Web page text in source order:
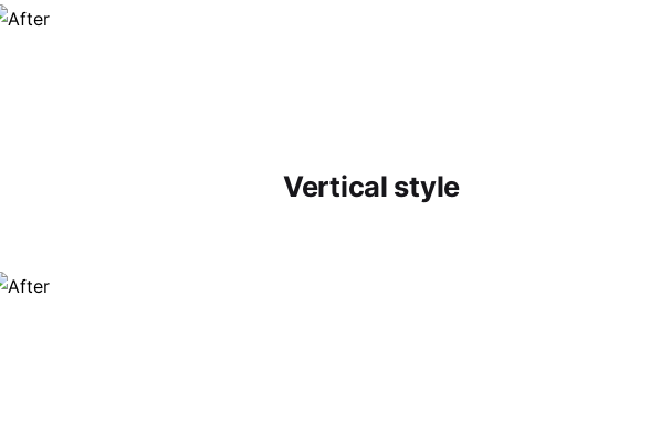
Vertical style